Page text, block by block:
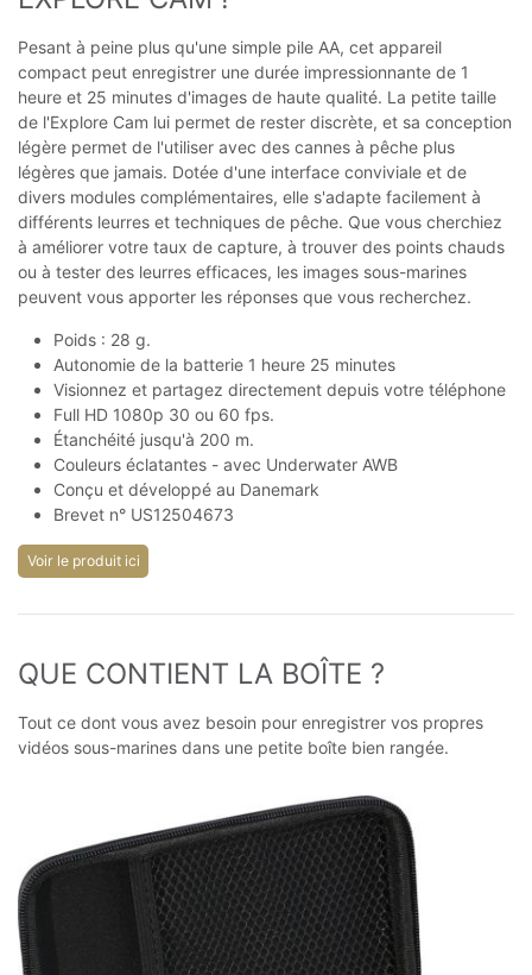
Pesant à peine plus qu'une simple pile AA, cet appareil
compact peut enregistrer une durée impressionnante de 1
heure et 25 minutes d'images de haute qualité. La petite taille
de l'Explore Cam lui permet de rester discrète, et sa conception
légère permet de l'utiliser avec des cannes à pêche plus
légères que jamais. Dotée d'une interface conviviale et de
divers modules complémentaires, elle s'adapte facilement à
différents leurres et techniques de pêche. Que vous cherchiez
à améliorer votre taux de capture, à trouver des points chauds
ou à tester des leurres efficaces, les images sous-marines
peuvent vous apporter les réponses que vous recherchez.
Poids : 28 g.
Autonomie de la batterie 1 heure 25 minutes
Visionnez et partagez directement depuis votre téléphone
Full HD 1080p 30 ou 60 fps.
Étanchéité jusqu'à 200 m.
Couleurs éclatantes - avec Underwater AWB
Conçu et développé au Danemark
Brevet n° US12504673
Voir le produit ici
QUE CONTIENT LA BOÎTE ?
Tout ce dont vous avez besoin pour enregistrer vos propres
vidéos sous-marines dans une petite boîte bien rangée.